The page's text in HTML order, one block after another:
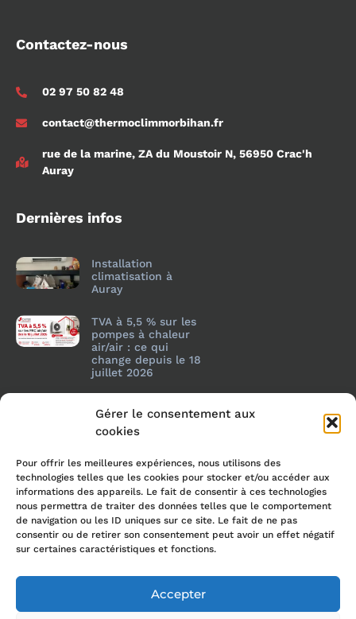
Gérer le consentement aux
cookies
Pour offrir les meilleures expériences, nous utilisons des
technologies telles que les cookies pour stocker et/ou accéder aux
informations des appareils. Le fait de consentir à ces technologies
nous permettra de traiter des données telles que le comportement
de navigation ou les ID uniques sur ce site. Le fait de ne pas
consentir ou de retirer son consentement peut avoir un effet négatif
sur certaines caractéristiques et fonctions.
Accepter
Contactez-nous
02 97 50 82 48
contact@thermoclimmorbihan.fr
rue de la marine, ZA du Moustoir N, 56950 Crac'h
Auray
Dernières infos
Installation
climatisation à
Auray
TVA à 5,5 % sur les
pompes à chaleur
air/air : ce qui
change depuis le 18
juillet 2026